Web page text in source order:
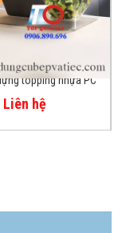
tiệc buffet 2 tầng
nắp vòm mở 90 độ
Liên hệ